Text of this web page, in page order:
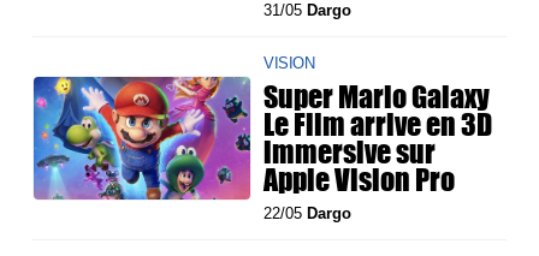
31/05 Dargo
VISION
Super Mario Galaxy
Le Film arrive en 3D
immersive sur
Apple Vision Pro
22/05 Dargo